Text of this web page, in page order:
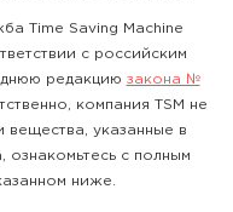
Time Saving Machine
с российским
редакцию закона №
компания TSM не
вещества, указанные в
ознакомьтесь с полным
ниже.